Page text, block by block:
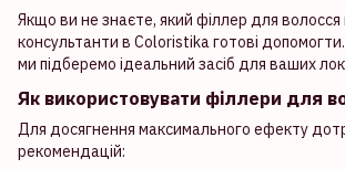
Якщо ви не знаєте, який філлер для волосся
консультанти в Coloristika готові
ми підберемо ідеальний засіб для ваших
Як використовувати філлери для
Для досягнення максимального ефекту
рекомендацій: